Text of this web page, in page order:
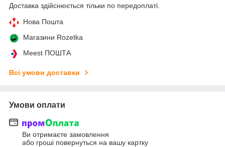
Доставка здійснюється тільки по передоплаті.
Нова Пошта
Магазини Rozetka
Meest ПОШТА
Всі умови доставки
Умови оплати
Ви отримаєте замовлення
або гроші повернуться на вашу картку